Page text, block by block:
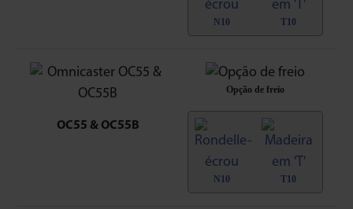
N10 T10
OC55 & OC55B
Opção de freio
N10 T10